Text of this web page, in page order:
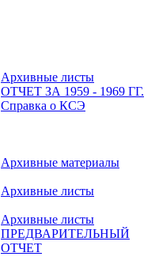
Архивные листы
ОТЧЕТ ЗА 1959 - 1969 ГГ.
Справка о КСЭ
Архивные материалы
Архивные листы
Архивные листы
ПРЕДВАРИТЕЛЬНЫЙ
ОТЧЕТ